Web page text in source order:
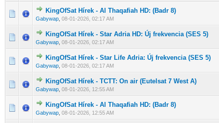
KingOfSat Hírek - Al Thaqafiah HD: (Badr 8)
Gabywap 08-01-2026, 02:17 AM
0 Szavazat - 0 / 5 átlagban
2345
KingOfSat Hírek - Star Adria HD: Új frekvencia (SES 5)
Gabywap 08-01-2026, 02:17 AM
0 Szavazat - 0 / 5 átlagban
12 345
KingOfSat Hírek - Star Life Adria: Új frekvencia (SES 5)
Gabywap 08-01-2026, 02:17 AM
0 Szavazat - 0 / 5 átlagban
12 345
KingOfSat Hírek - TCTT: On air (Eutelsat 7 West A)
Gabywap 08-01-2026, 12:55 AM
0 Szavazat - 0 / 5 átlagban
1 2 3 45
KingOfSat Hírek - Al Thaqafiah HD: (Badr 8)
Gabywap 08-01-2026, 12:55 AM
0 Szavazat - 0 / 5 átlagban
2345